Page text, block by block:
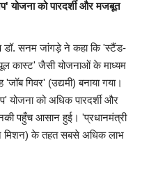
योजना को पारदर्शी और मजबूत
डॉ. सनम जांगड़े ने कहा कि 'स्टैंड-
कास्ट' जैसी योजनाओं के माध्यम
गिवर' (उद्यमी) बनाया गया।
योजना को अधिक पारदर्शी और
पहुँच आसान हुई। 'प्रधानमंत्री
के तहत सबसे अधिक लाभ